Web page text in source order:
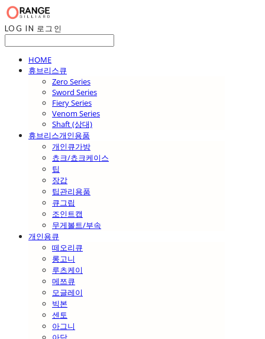
LOG IN 로그인
HOME
휴브리스큐
Zero Series
Sword Series
Fiery Series
Venom Series
Shaft (상대)
휴브리스개인용품
개인큐가방
쵸크/쵸크케이스
팁
장갑
팁관리용품
큐그립
조인트캡
무게볼트/부속
개인용큐
떼오리큐
롱고니
루츠케이
메쯔큐
모글레이
빅본
센토
아그니